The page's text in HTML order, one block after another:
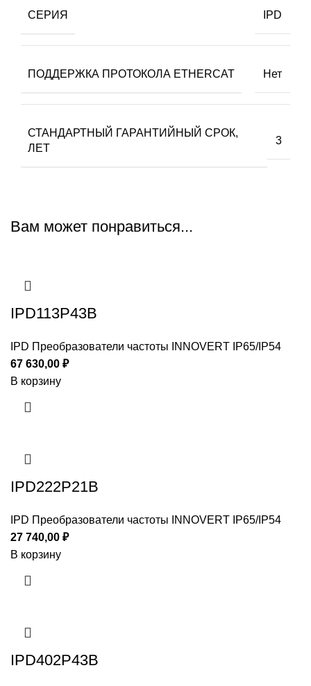
СЕРИЯ IPD
ПОДДЕРЖКА ПРОТОКОЛА ETHERCAT Нет
СТАНДАРТНЫЙ ГАРАНТИЙНЫЙ СРОК,
ЛЕТ
3
Вам может понравиться...
IPD113P43B
IPD Преобразователи частоты INNOVERT IP65/IP54
67 630,00 ₽
В корзину
IPD222P21B
IPD Преобразователи частоты INNOVERT IP65/IP54
27 740,00 ₽
В корзину
IPD402P43B